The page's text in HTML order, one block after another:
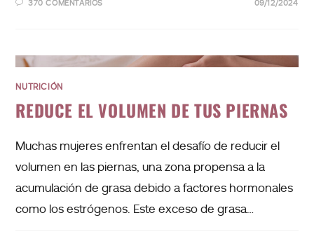
370 COMENTARIOS 09/12/2024
NUTRICIÓN
REDUCE EL VOLUMEN DE TUS PIERNAS
Muchas mujeres enfrentan el desafío de reducir el
volumen en las piernas, una zona propensa a la
acumulación de grasa debido a factores hormonales
como los estrógenos. Este exceso de grasa…